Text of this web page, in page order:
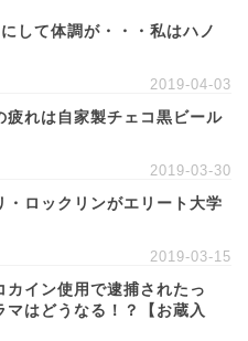
して体調が・・・私はハノ
2019-04-03
疲れは自家製チェコ黒ビール
2019-03-30
・ロックリンがエリート大学
2019-03-15
カイン使用で逮捕されたっ
はどうなる！？【お蔵入